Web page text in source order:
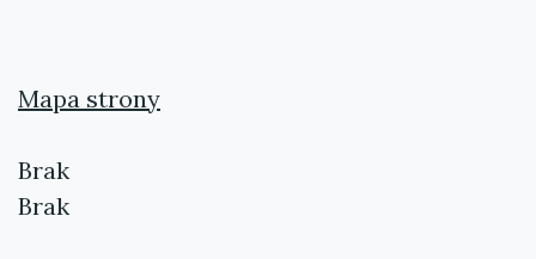
Mapa strony
Brak
Brak